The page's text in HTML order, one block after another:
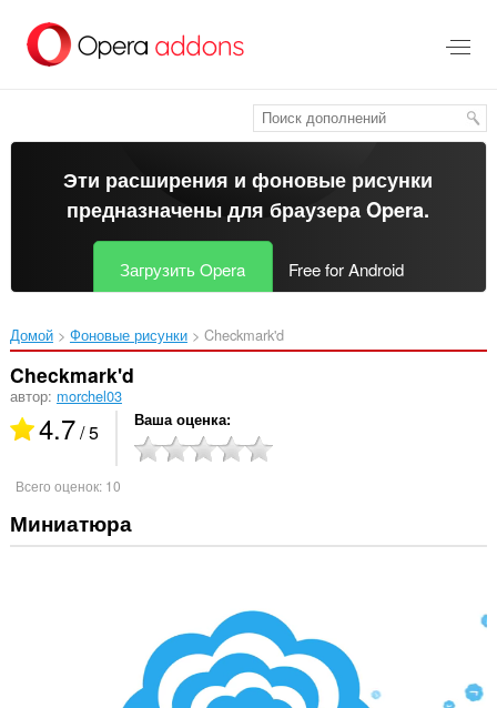
перейти
Эти расширения и фоновые рисунки
предназначены длябраузера Opera.
Загрузить Opera Free for Android
Домой Фоновые рисунки Checkmark'd‎
Checkmark'd
автор: morchel03
4.7/ 5 Ваша оценка
Всего оценок: 10
Миниатюра